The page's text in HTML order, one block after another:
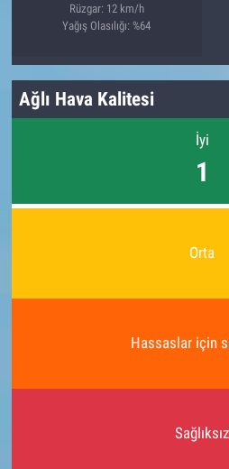
Rüzgar: 12 km/h
Yağış Olasılığı: %64
Ağlı Hava Kalitesi
İyi
1
Orta
Hassaslar için
Sağlıksız